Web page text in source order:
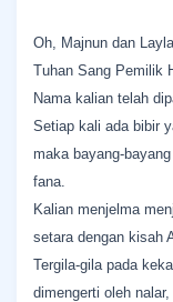
Oh, Majnun dan
Tuhan Sang Pemilik
Nama kalian telah
Setiap kali ada bibir
maka bayang-
fana.
Kalian menjelma
setara dengan kisah
Tergila-gila pada
dimengerti oleh nalar,